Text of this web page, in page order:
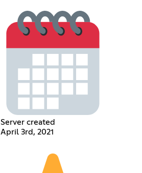
Server created
April 3rd, 2021